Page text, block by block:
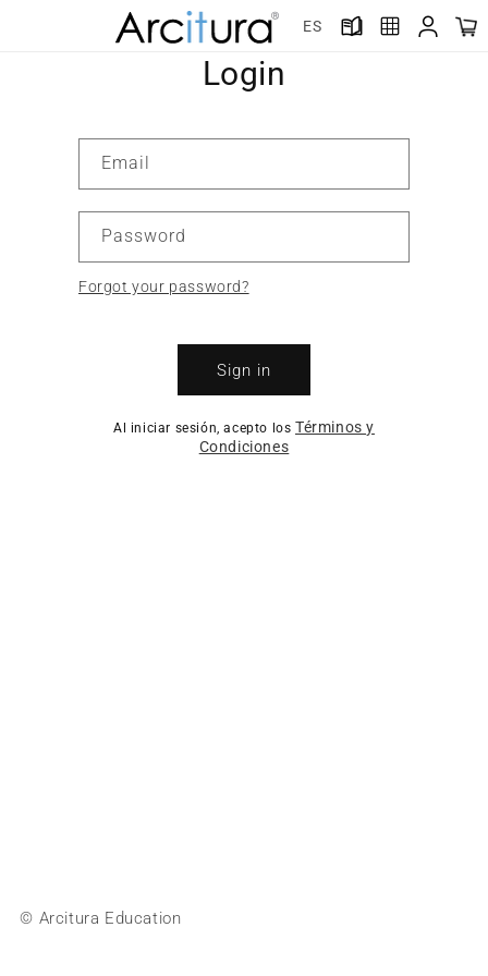
ES
Login
Email
Password
Forgot your password?
Sign in
Al iniciar sesión, acepto los Términos y
Condiciones
© Arcitura Education